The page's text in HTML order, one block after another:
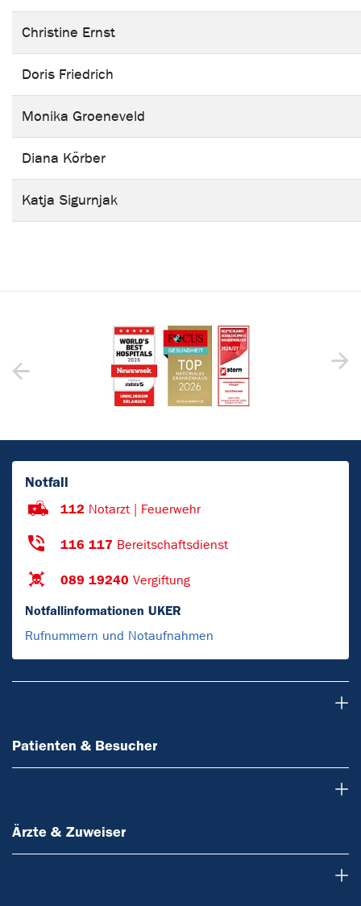
Christine Ernst
Doris Friedrich
Monika Groeneveld
Diana Körber
Katja Sigurnjak
Notfall
112 Notarzt | Feuerwehr
116 117 Bereitschaftsdienst
089 19240 Vergiftung
Notfallinformationen UKER
Rufnummern und Notaufnahmen
Patienten & Besucher
Ärzte & Zuweiser